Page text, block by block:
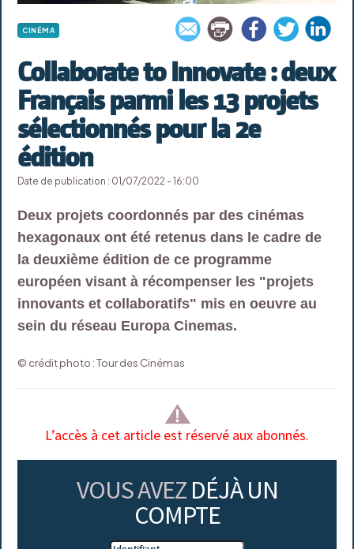
CINÉMA
Collaborate to Innovate : deux
Français parmi les 13 projets
sélectionnés pour la 2e
édition
Date de publication : 01/07/2022 - 16:00
Deux projets coordonnés par des cinémas
hexagonaux ont été retenus dans le cadre de
la deuxième édition de ce programme
européen visant à récompenser les "projets
innovants et collaboratifs" mis en oeuvre au
sein du réseau Europa Cinemas.
© crédit photo : Tour des Cinémas
L’accès à cet article est réservé aux abonnés.
VOUS AVEZ DÉJÀ UN
COMPTE